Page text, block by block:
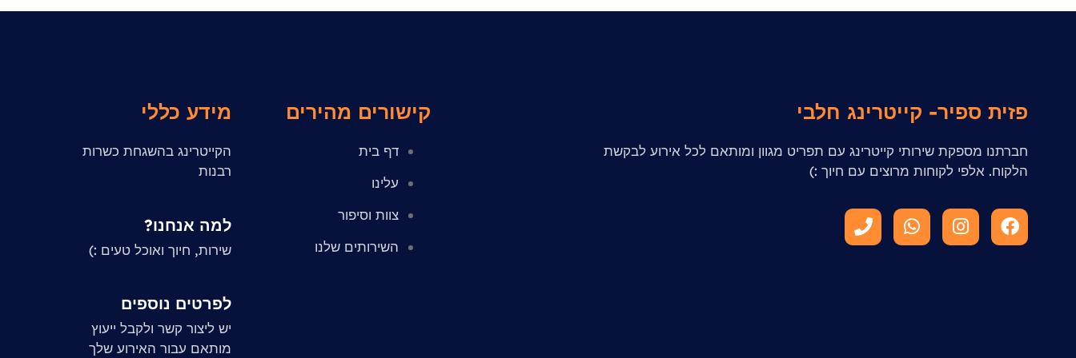
פזית ספיר- קייטרינג חלבי
חברתנו מספקת שירותי קייטרינג עם תפריט מגוון ומותאם לכל אירוע לבקשת
הלקוח. אלפי לקוחות מרוצים עם חיוך :)
קישורים מהירים
דף בית
עלינו
צוות וסיפור
השירותים שלנו
מידע כללי
הקייטרינג בהשגחת כשרות
רבנות
למה אנחנו?
שירות, חיוך ואוכל טעים :)
לפרטים נוספים
יש ליצור קשר ולקבל ייעוץ
מותאם עבור האירוע שלך